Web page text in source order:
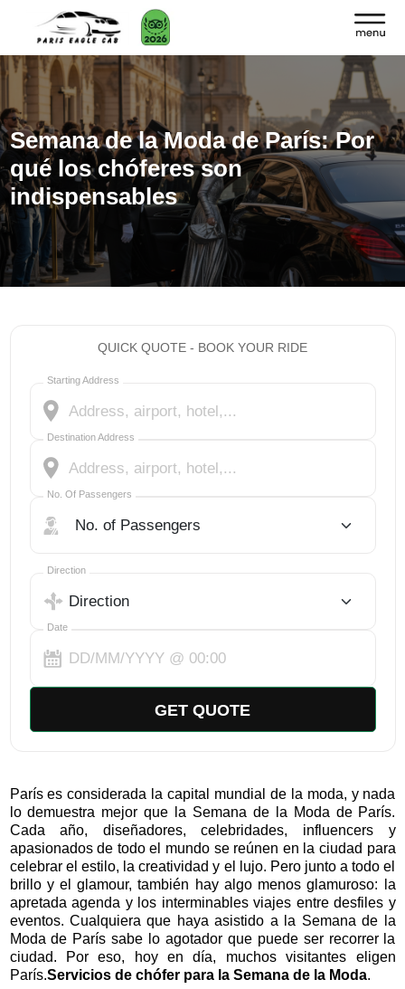
Semana de la Moda de París: Por
qué los chóferes son
indispensables
QUICK QUOTE - BOOK YOUR RIDE
Starting Address
Destination Address
No. Of Passengers
No. Of Passengers
Direction
Select Trip Direction
Date
GET QUOTE
París es considerada la capital mundial de la moda, y nada
lo demuestra mejor que la Semana de la Moda de París.
Cada año, diseñadores, celebridades, influencers y
apasionados de todo el mundo se reúnen en la ciudad para
celebrar el estilo, la creatividad y el lujo. Pero junto a todo el
brillo y el glamour, también hay algo menos glamuroso: la
apretada agenda y los interminables viajes entre desfiles y
eventos. Cualquiera que haya asistido a la Semana de la
Moda de París sabe lo agotador que puede ser recorrer la
ciudad. Por eso, hoy en día, muchos visitantes eligen
París.Servicios de chófer para la Semana de la Moda.